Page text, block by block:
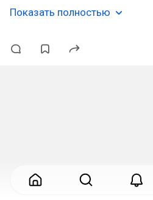
Показать полностью